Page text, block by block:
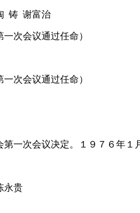
铸 谢富治
次会议通过任命）
次会议通过任命）
一次会议决定。１９７６年１
永贵